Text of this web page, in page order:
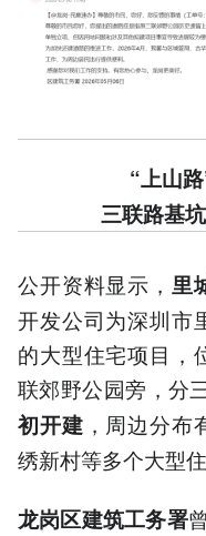
“上山
三联路基
公开资料显示， 里
开发公司为深圳市
的大型住宅项目，
联郊野公园旁，分
初开建 ，周边分
绣新村等多个大型住
龙岗区建筑工务署